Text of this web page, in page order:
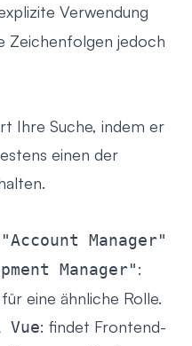
Verwendung
Zeichenfolgen jedoch
Ihre Suche, indem er
einen der
Manager"
Manager":
eine ähnliche Rolle.
Vue: findet Frontend-